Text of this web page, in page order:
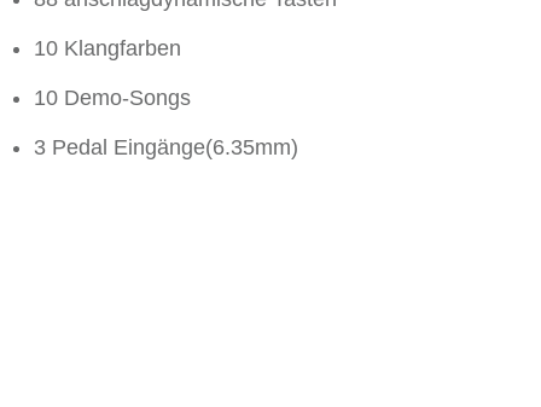
10 Klangfarben
10 Demo-Songs
3 Pedal Eingänge(6.35mm)